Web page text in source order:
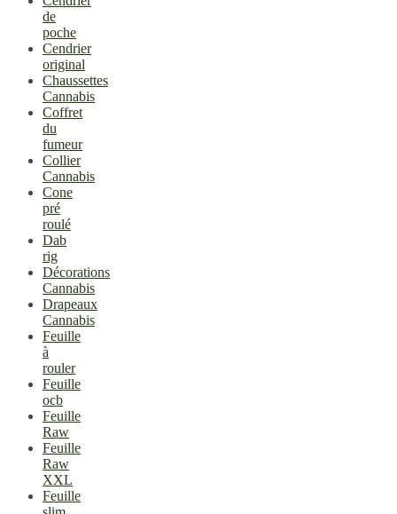
de
poche
Cendrier
original
Chaussettes
Cannabis
Coffret
du
fumeur
Collier
Cannabis
Cone
pré
roulé
Dab
rig
Décorations
Cannabis
Drapeaux
Cannabis
Feuille
à
rouler
Feuille
ocb
Feuille
Raw
Feuille
Raw
XXL
Feuille